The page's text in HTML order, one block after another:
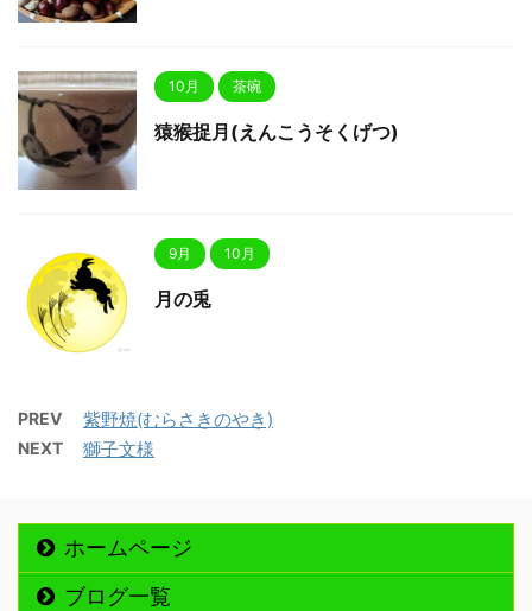
10月 茶碗
猿猴捉月(えんこうそくげつ)
9月 10月
月の兎
PREV 紫野焼(むらさきのやき)
NEXT 獅子文様
ホームページ
ブログ一覧